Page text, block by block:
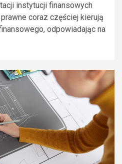
instytucji finansowych
coraz częściej kierują
odpowiadając na